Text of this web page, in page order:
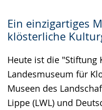
Ein einzigartiges
klösterliche
Heute ist die "Stiftung
Landesmuseum für
Museen des
Lippe (LWL) und